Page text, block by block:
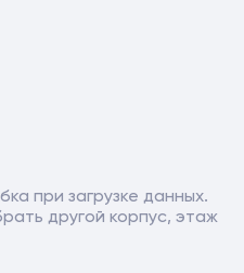
при загрузке данных.
другой корпус, этаж